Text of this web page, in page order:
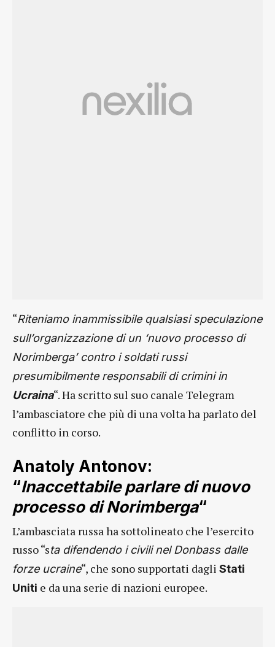
“Riteniamo inammissibile qualsiasi speculazione
sull’organizzazione di un ‘nuovo processo di
Norimberga’ contro i soldati russi
presumibilmente responsabili di crimini in
Ucraina“. Ha scritto sul suo canale Telegram
l’ambasciatore che più di una volta ha parlato del
conflitto in corso.
Anatoly Antonov:
“Inaccettabile parlare di nuovo
processo di Norimberga“
L’ambasciata russa ha sottolineato che l’esercito
russo “sta difendendo i civili nel Donbass dalle
forze ucraine“, che sono supportati dagli Stati
Uniti e da una serie di nazioni europee.